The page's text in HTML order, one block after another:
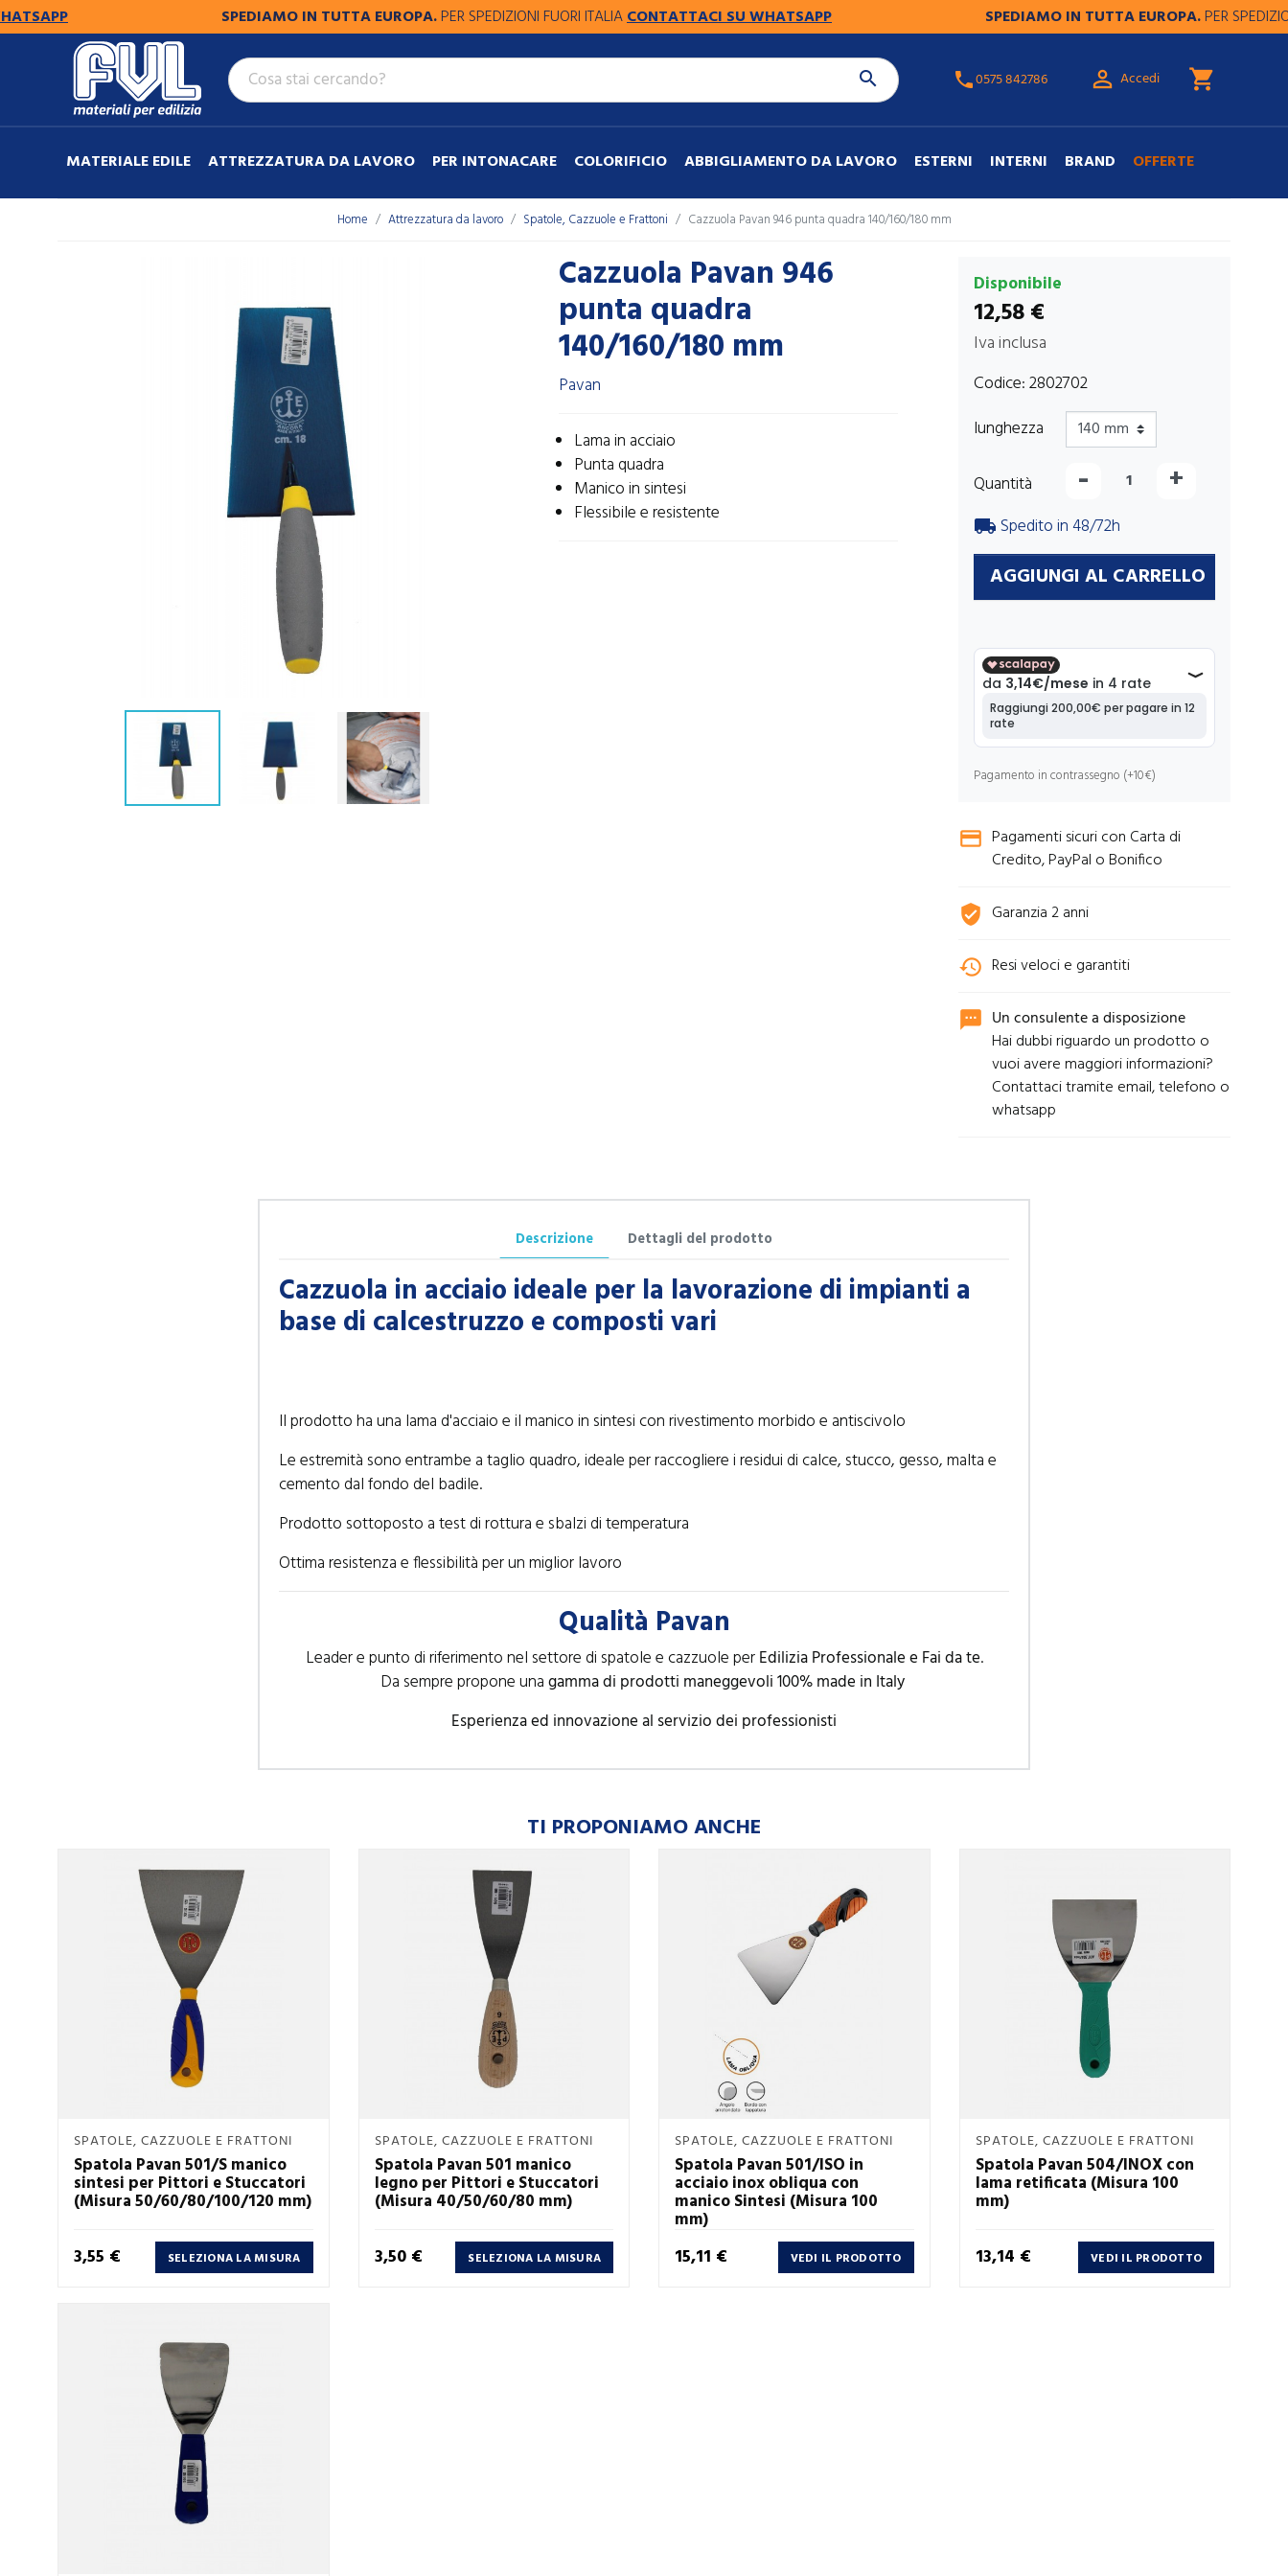
SPEDIAMO IN TUTTA EUROPA.PER SPEDIZIONI FUORI ITALIACONTATTACI SU WHATSAPP SPEDIAMO IN TUTTA EUROPA.PER SPEDIZIONI
 phone0575 842786  Accedi shopping_cart
MATERIALE EDILE ATTREZZATURA DA LAVORO PER INTONACARE COLORIFICIO ABBIGLIAMENTO DA LAVORO ESTERNI INTERNI BRAND OFFERTE
Home Attrezzatura da lavoro Spatole, Cazzuole e Frattoni Cazzuola Pavan 946 punta quadra 140/160/180 mm
Cazzuola Pavan 946
punta quadra
140/160/180 mm
Pavan
Lama in acciaio
Punta quadra
Manico in sintesi
Flessibile e resistente
Disponibile
12,58 €
Iva inclusa
Codice:2802702
lunghezza
Quantità - +
local_shipping Spedito in 48/72h
AGGIUNGI AL CARRELLO
Pagamento in contrassegno (+10€)
credit_card Pagamenti sicuri con Carta di
Credito, PayPal o Bonifico
verified_user Garanzia 2 anni
history Resi veloci e garantiti
sms Un consulente a disposizione
Hai dubbi riguardo un prodotto o
vuoi avere maggiori informazioni?
Contattaci tramite email, telefono o
whatsapp
Descrizione Dettagli del prodotto
Cazzuola in acciaio ideale per la lavorazione di impianti a
base di calcestruzzo e composti vari
Il prodotto ha una lama d'acciaio e il manico in sintesi con rivestimento morbido e antiscivolo
Le estremità sono entrambe a taglio quadro, ideale per raccogliere i residui di calce, stucco, gesso, malta e
cemento dal fondo del badile.
Prodotto sottoposto a test di rottura e sbalzi di temperatura
Ottima resistenza e flessibilità per un miglior lavoro
Qualità Pavan
Leader e punto di riferimento nel settore di spatole e cazzuole perEdilizia Professionale e Fai da te.
Da sempre propone unagamma di prodotti maneggevoli 100% made in Italy
Esperienza ed innovazione al servizio dei professionisti
TI PROPONIAMO ANCHE
Anteprima
SPATOLE, CAZZUOLE E FRATTONI
Spatola Pavan 501/S manico
sintesi per Pittori e Stuccatori
(Misura 50/60/80/100/120 mm)
Prezzo
3,55 € SELEZIONA LA MISURA
Anteprima
SPATOLE, CAZZUOLE E FRATTONI
Spatola Pavan 501 manico
legno per Pittori e Stuccatori
(Misura 40/50/60/80 mm)
Prezzo
3,50 € SELEZIONA LA MISURA
Anteprima
SPATOLE, CAZZUOLE E FRATTONI
Spatola Pavan 501/ISO in
acciaio inox obliqua con
manico Sintesi (Misura 100
mm)
Prezzo
15,11 € VEDI IL PRODOTTO
Anteprima
SPATOLE, CAZZUOLE E FRATTONI
Spatola Pavan 504/INOX con
lama retificata (Misura 100
mm)
Prezzo
13,14 € VEDI IL PRODOTTO